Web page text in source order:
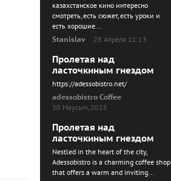
казахстанское кино интересно
смотреть, есть сюжет, есть уроки и
есть хорошие...
Stanislav
28 Апреля 11:13
Пролетая над
ласточкиным гнездом
https://adessobistro.net/
adessobistro Coffee
30 Маусым, 2025
Пролетая над
ласточкиным гнездом
Nestled in the heart of the city,
Adessobistro is a charming coffee shop
that offers a warm and inviting...